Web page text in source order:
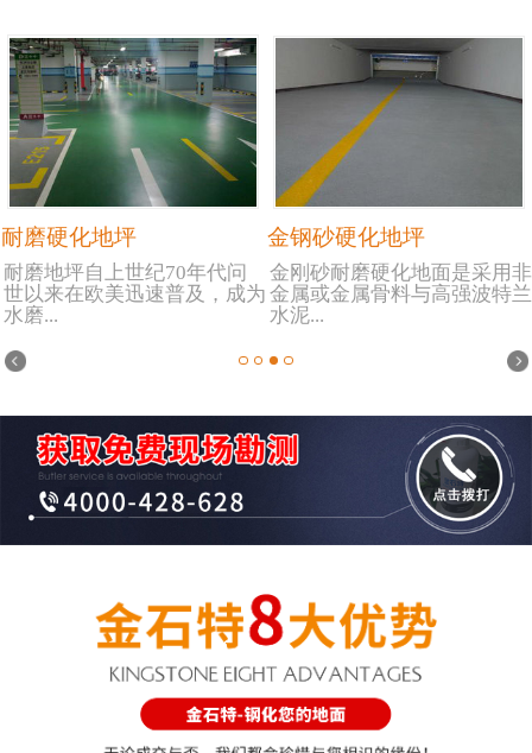
耐磨硬化地坪
耐磨地坪自上世纪70年代问
世以来在欧美迅速普及，成为
水磨...
金钢砂硬化地坪
金刚砂耐磨硬化地面是采用非
金属或金属骨料与高强波特兰
水泥...